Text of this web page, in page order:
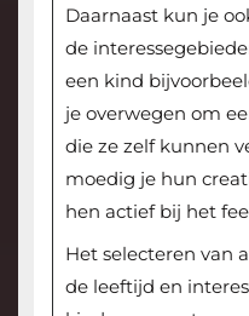
Daarnaast kun je
de
een kind
je overwegen om
die ze zelf kunnen
moedig je hun
hen actief bij het
Het selecteren van
de leeftijd en